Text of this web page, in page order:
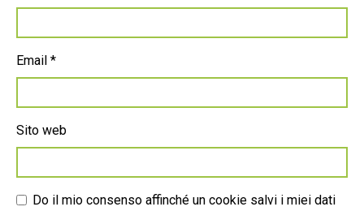
Email *
Sito web
Do il mio consenso affinché un cookie salvi i miei dati